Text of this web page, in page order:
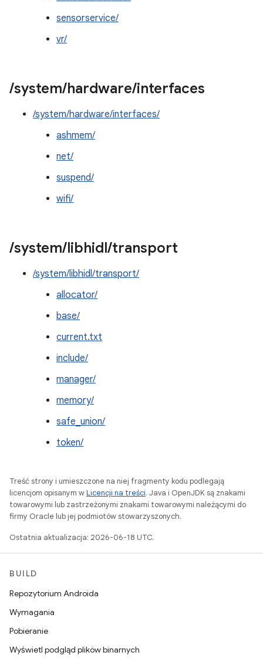
sensorservice/
vr/
/system/hardware/interfaces
/system/hardware/interfaces/
ashmem/
net/
suspend/
wifi/
/system/libhidl/transport
/system/libhidl/transport/
allocator/
base/
current.txt
include/
manager/
memory/
safe_union/
token/
Treść strony i umieszczone na niej fragmenty kodu podlegają
licencjom opisanym wLicencji na treści. Java i OpenJDK są znakami
towarowymi lub zastrzeżonymi znakami towarowymi należącymi do
firmy Oracle lub jej podmiotów stowarzyszonych.
Ostatnia aktualizacja: 2026-06-18 UTC.
BUILD
Repozytorium Androida
Wymagania
Pobieranie
Wyświetl podgląd plików binarnych